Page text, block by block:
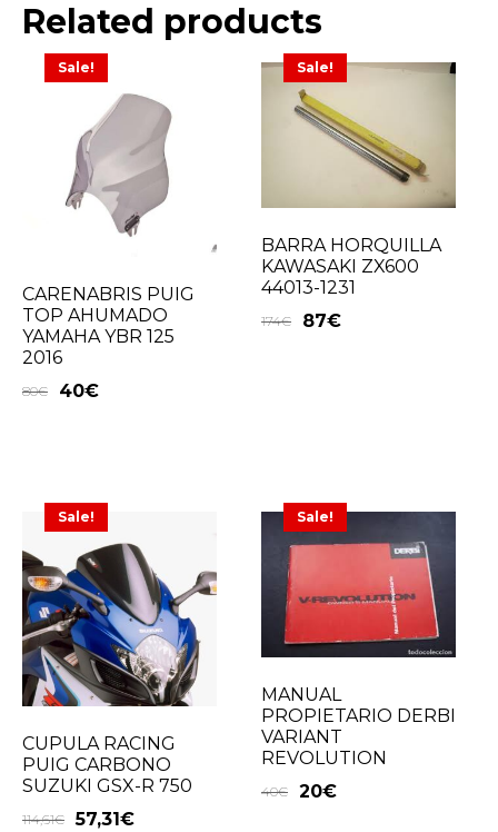
Related products
Sale!
CARENABRIS PUIG
TOP AHUMADO
YAMAHA YBR 125
2016
80€ 40€
Sale!
BARRA HORQUILLA
KAWASAKI ZX600
44013-1231
174€ 87€
Sale!
CUPULA RACING
PUIG CARBONO
SUZUKI GSX-R 750
114,61€ 57,31€
Sale!
MANUAL
PROPIETARIO DERBI
VARIANT
REVOLUTION
40€ 20€